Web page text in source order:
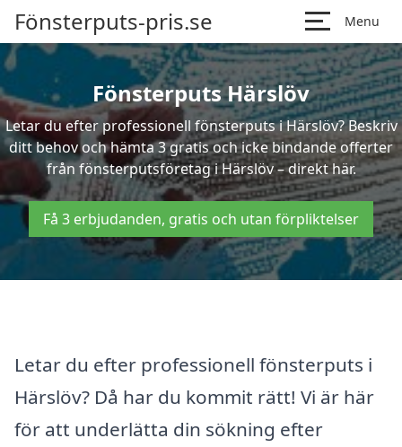
Fönsterputs-pris.se Menu
Fönsterputs Härslöv
Letar du efter professionell fönsterputs i Härslöv? Beskriv
ditt behov och hämta 3 gratis och icke bindande offerter
från fönsterputsföretag i Härslöv – direkt här.
Få 3 erbjudanden, gratis och utan förpliktelser
Letar du efter professionell fönsterputs i
Härslöv? Då har du kommit rätt! Vi är här
för att underlätta din sökning efter